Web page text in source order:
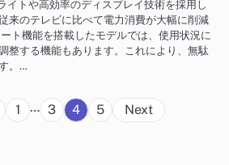
イトや高効率のディスプレイ技術を採用し
来のテレビに比べて電力消費が大幅に削減
ト機能を搭載したモデルでは、使用状況に
整する機能もあります。これにより、無駄
。…
Posts
1 … 3 4 5 Next